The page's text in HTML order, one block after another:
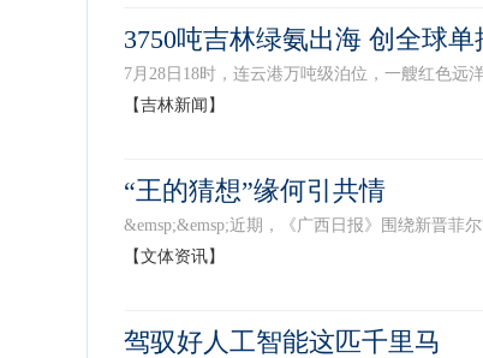
3750吨吉林绿氨出海 创全球
7月28日18时，连云港万吨级泊位，一艘红色远
【吉林新闻】
“王的猜想”缘何引共情
&emsp;&emsp;近期，《广西日报》围绕新晋菲
【文体资讯】
驾驭好人工智能这匹千里马